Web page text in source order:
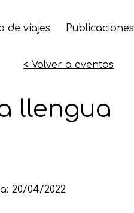
de viajes Publicaciones
< Volver a eventos
llengua
20/04/2022